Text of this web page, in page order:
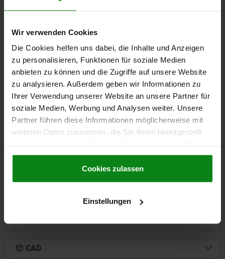
Wir verwenden Cookies
Die Cookies helfen uns dabei, die Inhalte und Anzeigen
zu personalisieren, Funktionen für soziale Medien
anbieten zu können und die Zugriffe auf unsere Website
zu analysieren. Außerdem geben wir Informationen zu
Ihrer Verwendung unserer Website an unsere Partner für
soziale Medien, Werbung und Analysen weiter. Unsere
Partner führen diese Informationen möglicherweise mit
weiteren Daten zusammen, die Sie ihnen bereitgestellt
gesammelt haben.Cookie Richtlinien
Datenschutz|AGB
Cookies zulassen
Einstellungen
PENDELAUFLAGE M12 D1=20, FORM:M
VERGÜTUNGSSTAHL, KOMP:VERGÜTUNGSSTAHL
GEWINDE=M12 AUSSENDURCHMESSER=20
FORM=M
GEWINDELÄNGE=12
D3=12 HÖHE=18 KUGEL-Ø=16
SW=17
BELASTBARKEIT MAX. KN (NUR BEI STATISCHER BELASTUNG)=25
CAD